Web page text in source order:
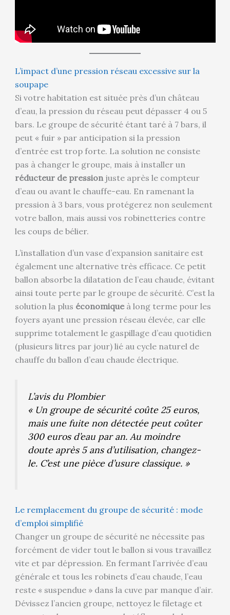
L’impact d’une pression réseau excessive sur la
soupape
Si votre habitation est située près d’un château
d’eau, la pression du réseau peut dépasser 4 ou 5
bars. Le groupe de sécurité étant taré à 7 bars, il
peut « fuir » par anticipation si la pression
d’entrée est trop forte. La solution ne consiste
pas à changer le groupe, mais à installer un
réducteur de pressionjuste après le compteur
d’eau ou avant le chauffe-eau. En ramenant la
pression à 3 bars, vous protégerez non seulement
votre ballon, mais aussi vos robinetteries contre
les coups de bélier.
L’installation d’un vase d’expansion sanitaire est
également une alternative très efficace. Ce petit
ballon absorbe la dilatation de l’eau chaude, évitant
ainsi toute perte par le groupe de sécurité. C’est la
solution la plus économiqueà long terme pour les
foyers ayant une pression réseau élevée, car elle
supprime totalement le gaspillage d’eau quotidien
(plusieurs litres par jour) lié au cycle naturel de
chauffe du ballon d’eau chaude électrique.
L’avis du Plombier
« Un groupe de sécurité coûte 25 euros,
mais une fuite non détectée peut coûter
300 euros d’eau par an. Au moindre
doute après 5 ans d’utilisation, changez-
le. C’est une pièce d’usure classique. »
Le remplacement du groupe de sécurité : mode
d’emploi simplifié
Changer un groupe de sécurité ne nécessite pas
forcément de vider tout le ballon si vous travaillez
vite et par dépression. En fermant l’arrivée d’eau
générale et tous les robinets d’eau chaude, l’eau
reste « suspendue » dans la cuve par manque d’air.
Dévissez l’ancien groupe, nettoyez le filetage et